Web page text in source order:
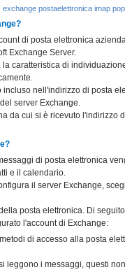
exchange postaelettronica imap pop
di posta elettronica
Exchange Server.
caratteristica di
incluso nell'indirizzo di posta
server Exchange.
da cui si è ricevuto
di posta elettronica
e il calendario.
il server Exchange,
posta elettronica. Di
l'account di Exchange:
di accesso alla posta
leggono i messaggi, questi